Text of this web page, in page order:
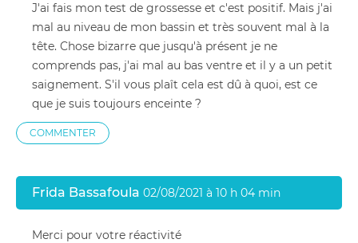
J'ai fais mon test de grossesse et c'est positif. Mais j'ai
mal au niveau de mon bassin et très souvent mal à la
tête. Chose bizarre que jusqu'à présent je ne
comprends pas, j'ai mal au bas ventre et il y a un petit
saignement. S'il vous plaît cela est dû à quoi, est ce
que je suis toujours enceinte ?
COMMENTER
Frida Bassafoula 02/08/2021 à 10 h 04 min
Merci pour votre réactivité